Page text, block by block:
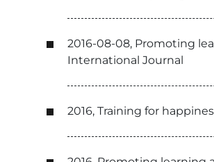
2016-08-08, Promoting
International Journal
2016, Training for